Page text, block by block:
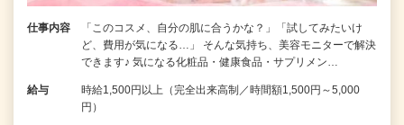
仕事内容
「このコスメ、自分の肌に合うかな？」「試してみたいけ
ど、費用が気になる…」 そんな気持ち、美容モニターで解決
できます♪ 気になる化粧品・健康食品・サプリメン…
給与
時給1,500円以上（完全出来高制／時間額1,500円～5,000
円）